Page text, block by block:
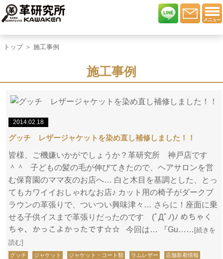
トップ＞ 施工事例
施工事例
2014.02.18
グッチ レザージャケットを染め直し補修しました！！
皆様、ご機嫌いかがでしょうか？革研究所 神戸店です
＾＾ 子どもの髪の毛が伸びてきたので、ヘアサロンを営
む保育園のママ友のお店へ… 白と木目を基調とした、とっ
てもカワイイおしゃれなお店♪ カット用の椅子がダークブ
ラウンの革張りで、ついつい興味津々… さらに！座面に乗
せる子供イスまで革張りだったのです (ﾟДﾟﾉ)ﾉ めちゃく
ちゃ、かっこよかったです☆☆ 今回は… 『Gu…… [続きを
読む]
グッチ ジャケット ジャケット・コート類 ラムレザー 店舗新着情報